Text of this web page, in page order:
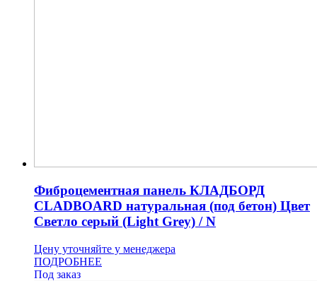
Фиброцементная панель КЛАДБОРД
CLADBOARD натуральная (под бетон) Цвет
Светло серый (Light Grey) / N
Цену уточняйте у менеджера
ПОДРОБНЕЕ
Под заказ